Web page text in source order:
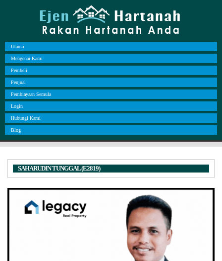
Utama
Mengenai Kami
Pembeli
Penjual
Pembiayaan Semula
Login
Hubungi Kami
Blog
SAHARUDIN TUNGGAL (E2819)